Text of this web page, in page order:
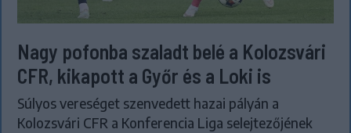
Nagy pofonba szaladt belé a Kolozsvári
CFR, kikapott a Győr és a Loki is
Súlyos vereséget szenvedett hazai pályán a
Kolozsvári CFR a Konferencia Liga selejtezőjének